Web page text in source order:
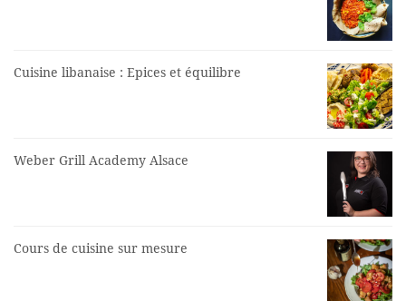
Cuisine libanaise : Epices et équilibre
Weber Grill Academy Alsace
Cours de cuisine sur mesure